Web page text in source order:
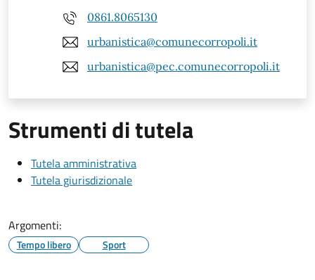
0861.8065130
urbanistica@comunecorropoli.it
urbanistica@pec.comunecorropoli.it
Strumenti di tutela
Tutela amministrativa
Tutela giurisdizionale
Argomenti:
Tempo libero Sport